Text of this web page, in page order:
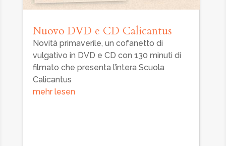
Nuovo DVD e CD Calicantus
Novità primaverile, un cofanetto di
vulgativo in DVD e CD con 130 minuti di
filmato che presenta l’intera Scuola
Calicantus
mehr lesen